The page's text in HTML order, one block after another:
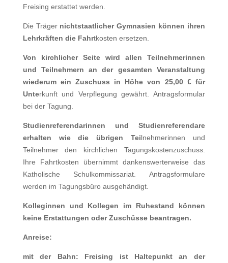
Freising erstattet werden.
Die Träger nichtstaatlicher Gymnasien können ihren
Lehrkräften die Fahrtkosten ersetzen.
Von kirchlicher Seitewird allen Teilnehmerinnen
und Teilnehmern an der gesamten Veranstaltung
wiederum ein Zuschuss in Höhe von 25,00 € für
Unterkunft und Verpflegung gewährt. Antragsformular
bei der Tagung.
Studienreferendarinnen und Studienreferendare
erhalten wie die übrigen Teilnehmerinnen und
Teilnehmer den kirchlichen Tagungskostenzuschuss.
Ihre Fahrtkosten übernimmt dankenswerterweise das
Katholische Schulkommissariat. Antragsformulare
werden im Tagungsbüro ausgehändigt.
Kolleginnen und Kollegen im Ruhestand können
keine Erstattungen oder Zuschüsse beantragen.
Anreise:
mit der Bahn: Freising ist Haltepunkt an der